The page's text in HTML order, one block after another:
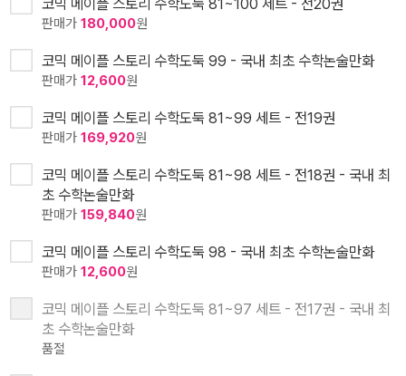
코믹 메이플 스토리 수학도둑 81~100 세트 - 전20권
판매가 180,000원
코믹 메이플 스토리 수학도둑 99 - 국내 최초 수학논술만화
판매가 12,600원
코믹 메이플 스토리 수학도둑 81~99 세트 - 전19권
판매가 169,920원
코믹 메이플 스토리 수학도둑 81~98 세트 - 전18권 - 국내 최
초 수학논술만화
판매가 159,840원
코믹 메이플 스토리 수학도둑 98 - 국내 최초 수학논술만화
판매가 12,600원
코믹 메이플 스토리 수학도둑 81~97 세트 - 전17권 - 국내 최
초 수학논술만화
품절